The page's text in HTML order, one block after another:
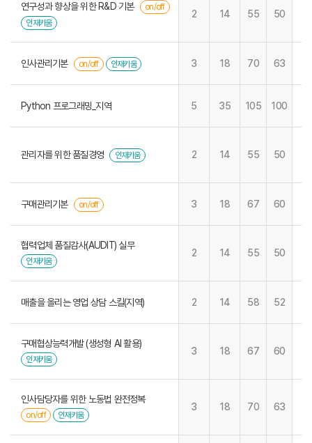
연구성과 향상을 위한 R&D 기본
on/off
인재키움
2 14 55 50
인사관리기본 on/off 인재키움 3 18 70 63
Python 프로그래밍_지역 5 35 105 100
관리자를 위한 품질경영 인재키움 2 14 55 50
구매관리기본 on/off 3 18 67 60
협력업체 품질감사(AUDIT) 실무
인재키움
2 14 55 50
매출을 올리는 영업 상담 스킬(지역) 2 14 58 52
구매협상능력개발 (생성형 AI 활용)
인재키움
3 18 67 60
인사담당자를 위한 노동법 완전정복
on/off 인재키움
3 18 70 63